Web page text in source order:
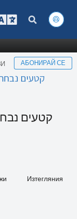
АБОНИРАЙ СЕ
קטעים
קטעים
Изтегляния